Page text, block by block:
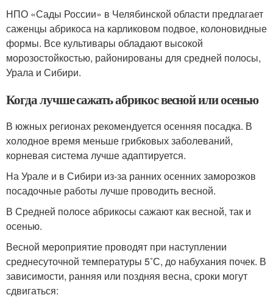
НПО «Сады России» в Челябинской области предлагает
саженцы абрикоса на карликовом подвое, колоновидные
формы. Все культивары обладают высокой
морозостойкостью, районированы для средней полосы,
Урала и Сибири.
Когда лучше сажать абрикос весной или осенью
В южных регионах рекомендуется осенняя посадка. В
холодное время меньше грибковых заболеваний,
корневая система лучше адаптируется.
На Урале и в Сибири из-за ранних осенних заморозков
посадочные работы лучше проводить весной.
В Средней полосе абрикосы сажают как весной, так и
осенью.
Весной мероприятие проводят при наступлении
среднесуточной температуры 5˚С, до набухания почек. В
зависимости, ранняя или поздняя весна, сроки могут
сдвигаться: